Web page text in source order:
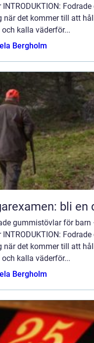
INTRODUKTION:
när det kommer till att
kalla väderför...
Bergholm
bli en
gummistövlar för
INTRODUKTION:
när det kommer till att
kalla väderför...
Bergholm